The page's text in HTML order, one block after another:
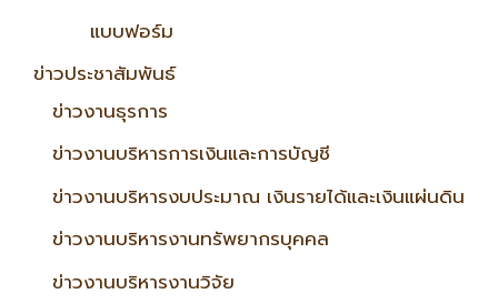
แบบฟอร์ม
ข่าวประชาสัมพันธ์
ข่าวงานธุรการ
ข่าวงานบริหารการเงินและการบัญชี
ข่าวงานบริหารงบประมาณ เงินรายได้และเงินแผ่นดิน
ข่าวงานบริหารงานทรัพยากรบุคคล
ข่าวงานบริหารงานวิจัย